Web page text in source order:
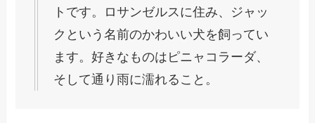
トです。ロサンゼルスに住み、ジャッ
クという名前のかわいい犬を飼ってい
ます。好きなものはピニャコラーダ、
そして通り雨に濡れること。